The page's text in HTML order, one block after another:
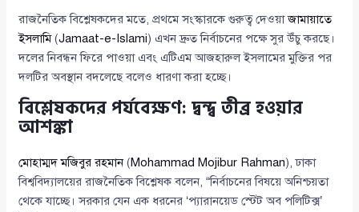
রাজনৈতিক বিশ্লেষকদের মতে, প্রথমে সংস্কারকে গুরুত্ব দেওয়াজামায়াতে
ইসলামি(Jamaat-e-Islami) এখন দ্রুত নির্বাচনের পক্ষে সুর উঁচু করছে।
দলের নিবন্ধন ফিরে পাওয়া এবং এটিএম আজহারুল ইসলামের মুক্তির পর
দলটির অবস্থান বদলেছে বলেও ধারণা করা হচ্ছে।
বিশ্লেষকদের পর্যবেক্ষণ: দ্বন্দ্ব তীব্র হওয়ার
আশঙ্কা
মোহাম্মদ মজিবুর রহমান(Mohammad Mojibur Rahman), ঢাকা
বিশ্ববিদ্যালয়ের রাজনৈতিক বিশ্লেষক বলেন, “নির্বাচনের বিষয়ে অনিশ্চয়তা
থেকে যাচ্ছে। সরকার যেন এক ধরনের ‘প্যারানয়েড স্টেট অব পলিটিক্স’